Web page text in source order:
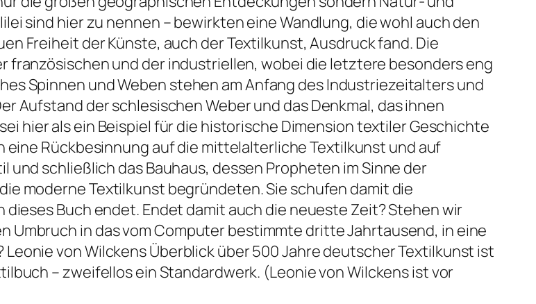
sind hier zu nennen – bewirkten eine Wandlung, die wohl auch den
Freiheit der Künste, auch der Textilkunst, Ausdruck fand. Die
und der industriellen, wobei die letztere besonders eng
Spinnen und Weben stehen am Anfang des Industriezeitalters und
Aufstand der schlesischen Weber und das Denkmal, das ihnen
hier als ein Beispiel für die historische Dimension textiler Geschichte
Rückbesinnung auf die mittelalterliche Textilkunst und auf
schließlich das Bauhaus, dessen Propheten im Sinne der
moderne Textilkunst begründeten. Sie schufen damit die
Buch endet. Endet damit auch die neueste Zeit? Stehen wir
Umbruch in das vom Computer bestimmte dritte Jahrtausend, in eine
von Wilckens Überblick über 500 Jahre deutscher Textilkunst ist
– zweifellos ein Standardwerk. (Leonie von Wilckens ist vor